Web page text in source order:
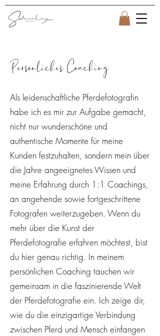
Persönliches Coaching
Als leidenschaftliche Pferdefotografin
habe ich es mir zur Aufgabe gemacht,
nicht nur wunderschöne und
authentische Momente für meine
Kunden festzuhalten, sondern mein über
die Jahre angeeignetes Wissen und
meine Erfahrung durch 1:1 Coachings,
an angehende sowie fortgeschrittene
Fotografen weiterzugeben. Wenn du
mehr über die Kunst der
Pferdefotografie erfahren möchtest, bist
du hier genau richtig. In meinem
persönlichen Coaching tauchen wir
gemeinsam in die faszinierende Welt
der Pferdefotografie ein. Ich zeige dir,
wie du die einzigartige Verbindung
zwischen Pferd und Mensch einfangen